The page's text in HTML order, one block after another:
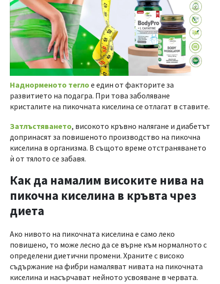
Наднорменото тегло е един от факторите за
развитието на подагра. При това заболяване
кристалите на пикочната киселина се отлагат в ставите.
Затлъстяването, високото кръвно налягане и диабетът
допринасят за повишеното производство на пикочна
киселина в организма. В същото време отстраняването
ѝ от тялото се забавя.
Как да намалим високите нива на
пикочна киселина в кръвта чрез
диета
Ако нивото на пикочната киселина е само леко
повишено, то може лесно да се върне към нормалното с
определени диетични промени. Храните с високо
съдържание на фибри намаляват нивата на пикочната
киселина и насърчават нейното усвояване в червата.